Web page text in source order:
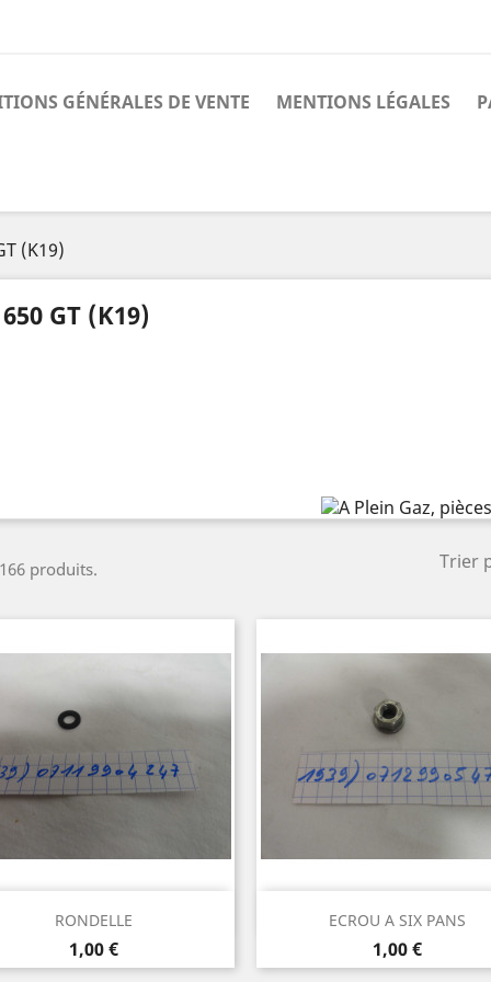
GÉNÉRALES DE VENTE MENTIONS LÉGALES
(K19)
GT (K19)
produits.
Trier
RONDELLE
Prix
1,00 €
Aperçu rapide ECROU A SIX PANS
Prix
1,00 €
Aperçu rapide